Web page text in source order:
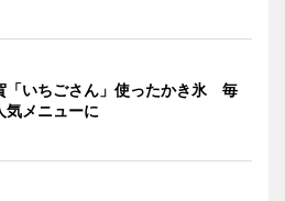
「いちごさん」使ったかき氷 毎
気メニューに